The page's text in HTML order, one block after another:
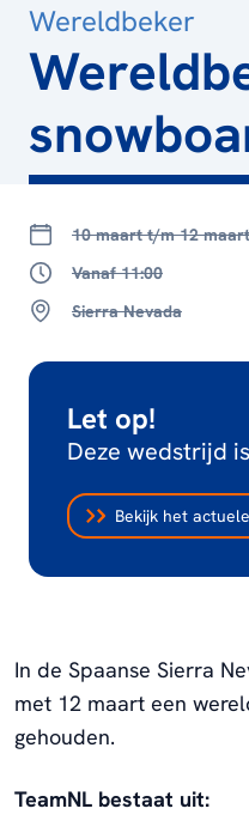
Wereldbeker
10 maart t/m 12
Vanaf 11:00
Sierra Nevada
Let op!
Deze wedstrijd
Bekijk het
In de Spaanse Sierra
met 12 maart een
gehouden.
TeamNL bestaat uit: